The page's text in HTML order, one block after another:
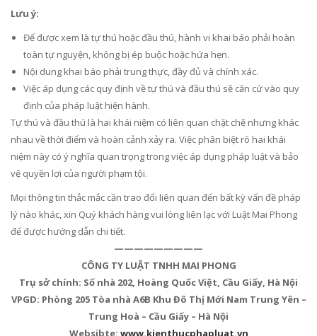
Lưu ý:
Để được xem là tự thú hoặc đầu thú, hành vi khai báo phải hoàn
toàn tự nguyện, không bị ép buộc hoặc hứa hẹn.
Nội dung khai báo phải trung thực, đầy đủ và chính xác.
Việc áp dụng các quy định về tự thú và đầu thú sẽ căn cứ vào quy
định của pháp luật hiện hành.
Tự thú và đầu thú là hai khái niệm có liên quan chặt chẽ nhưng khác
nhau về thời điểm và hoàn cảnh xảy ra. Việc phân biệt rõ hai khái
niệm này có ý nghĩa quan trọng trong việc áp dụng pháp luật và bảo
vệ quyền lợi của người phạm tội.
Mọi thông tin thắc mắc cần trao đổi liên quan đến bất kỳ vấn đề pháp
lý nào khác, xin Quý khách hàng vui lòng liên lạc với Luật Mai Phong
để được hướng dẫn chi tiết.
—————————
CÔNG TY LUẬT TNHH MAI PHONG
Trụ sở chính: Số nhà 202, Hoàng Quốc Việt, Cầu Giấy, Hà Nội
VPGD: Phòng 205 Tòa nhà A6B Khu Đô Thị Mới Nam Trung Yên –
Trung Hoà – Cầu Giấy – Hà Nội
Websibte: www.kienthucphapluat.vn